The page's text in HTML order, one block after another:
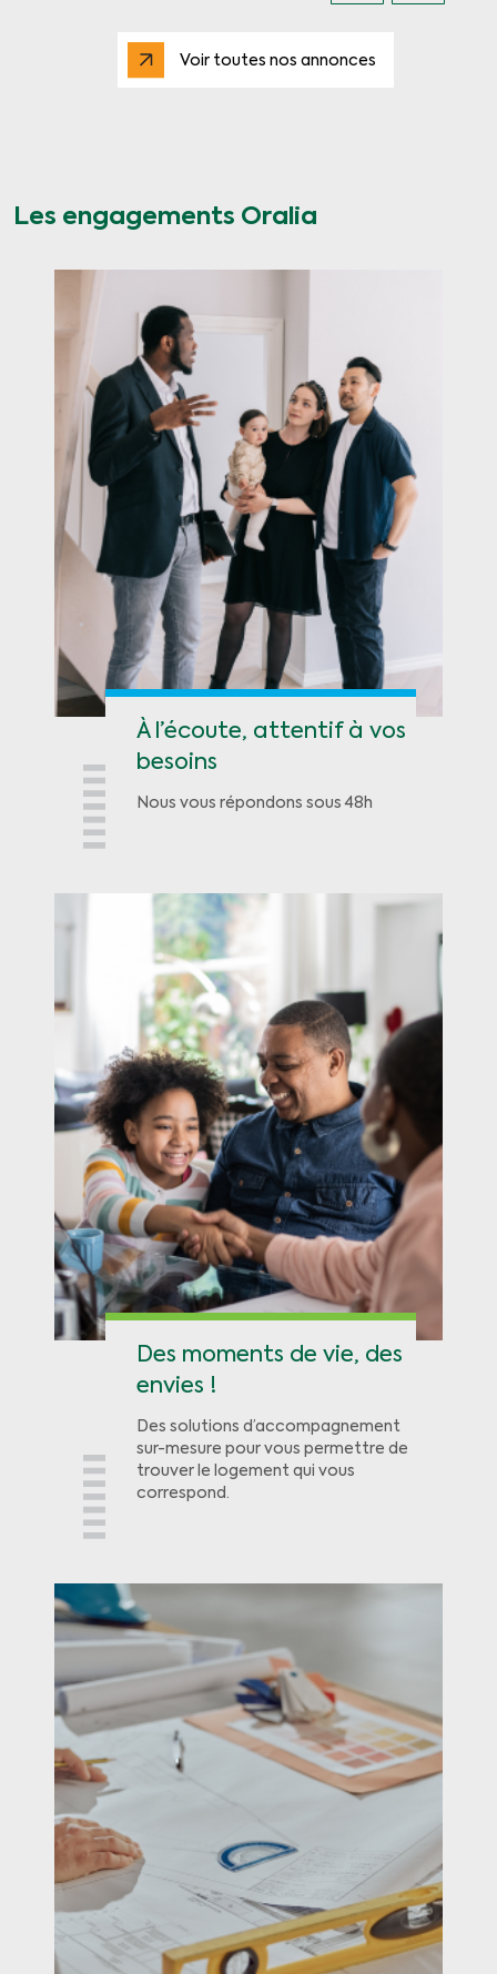
Voir toutes nos annonces
Les engagements Oralia
À l’écoute, attentif à vos
besoins
Nous vous répondons sous 48h
Des moments de vie, des
envies !
Des solutions d’accompagnement
sur-mesure pour vous permettre de
trouver le logement qui vous
correspond.